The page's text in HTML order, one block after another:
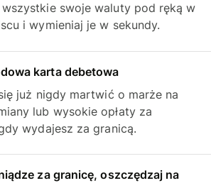
wszystkie swoje waluty pod ręką w
i wymieniaj je w sekundy.
karta debetowa
już nigdy martwić o marże na
lub wysokie opłaty za
wydajesz za granicą.
za granicę, oszczędzaj na